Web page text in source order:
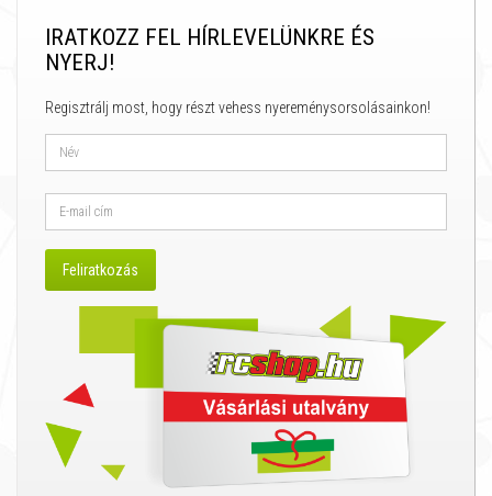
IRATKOZZ FEL HÍRLEVELÜNKRE ÉS
NYERJ!
Regisztrálj most, hogy részt vehess nyereménysorsolásainkon!